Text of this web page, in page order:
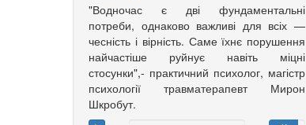
"Водночас є дві фундаментальні
потреби, однаково важливі для всіх —
чесність і вірність. Саме їхнє порушення
найчастіше руйнує навіть міцні
стосунки",- практичний психолог, магістр
психології травматерапевт Мирон
Шкробут.